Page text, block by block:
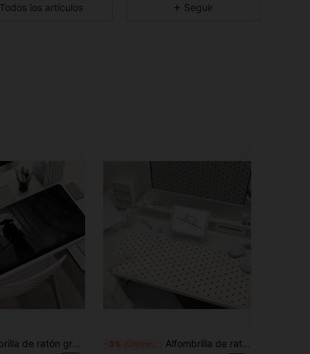
Todos los artículos Seguir
1 pieza Alfombrilla de ratón grande para juegos de espadachín, tapete de escritorio extendido con silueta negra, accesorios de escritorio de oficina, alfombrilla de computadora antideslizante con borde cosido, base de goma resistente a derrames para hogar, oficina y gamers -3% Alfombrilla de ratón coreana Ins linda minimalista con puntos de tamaño grande | Tapete de escritorio de oficina creativo estético color crema lavable para niñas estudio trabajo